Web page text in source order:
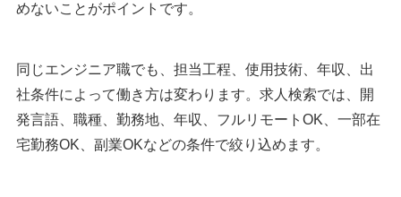
めないことがポイントです。
同じエンジニア職でも、担当工程、使用技術、年収、出
社条件によって働き方は変わります。求人検索では、開
発言語、職種、勤務地、年収、フルリモートOK、一部在
宅勤務OK、副業OKなどの条件で絞り込めます。